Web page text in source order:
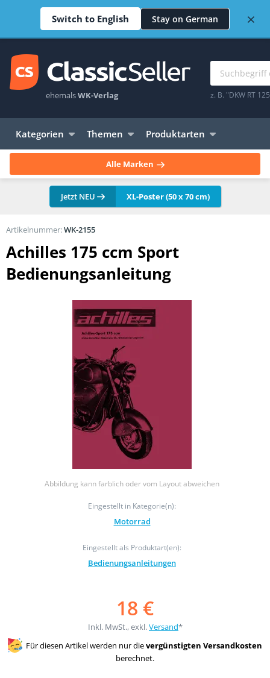
Switch to English Stay on German ×
ehemalsWK-Verlag z. B. "DKW RT
Kategorien Themen Produktarten
Alle Marken
Jetzt NEU XL-Poster (50 x 70 cm)
Achilles 175 ccm Sport
Bedienungsanleitung
Abbildung kann farblich oder vom Layout abweichen
Eingestellt in Kategorie(n):
Motorrad
Eingestellt als Produktart(en):
Bedienungsanleitungen
Artikelnummer:WK-2155
18 €
Inkl. MwSt., exkl.Versand*
Für diesen Artikel werden nur dievergünstigten Versandkosten
berechnet.